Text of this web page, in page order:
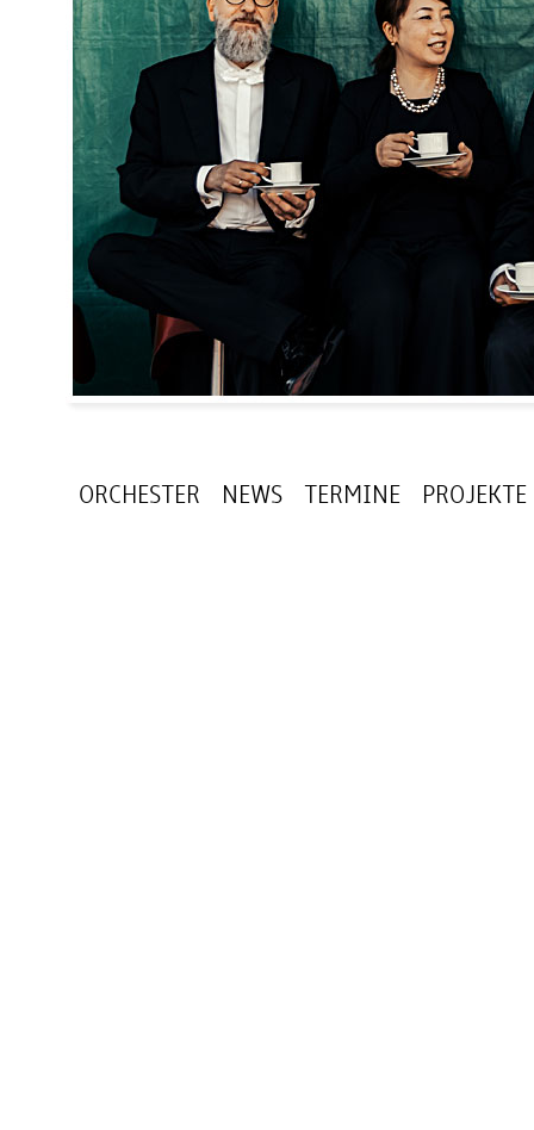
ORCHESTER NEWS TERMINE PROJEKTE